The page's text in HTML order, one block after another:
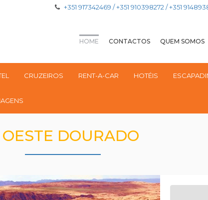
+351 917342469 / +351 910398272 / +351
HOME CONTACTOS QUEM SOMOS
CRUZEIROS RENT-A-CAR HOTÉIS
DOURADO